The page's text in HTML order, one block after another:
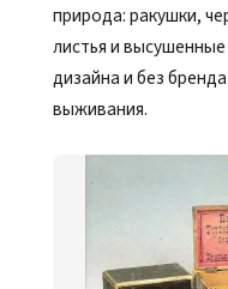
природа: ракушки,
листья и
дизайна и без
выживания.